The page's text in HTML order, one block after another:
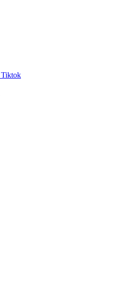
Tiktok